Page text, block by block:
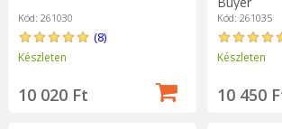
Kód: 261030
(8)
Készleten
10 020 Ft
Kód: 261035
Készleten
10 450